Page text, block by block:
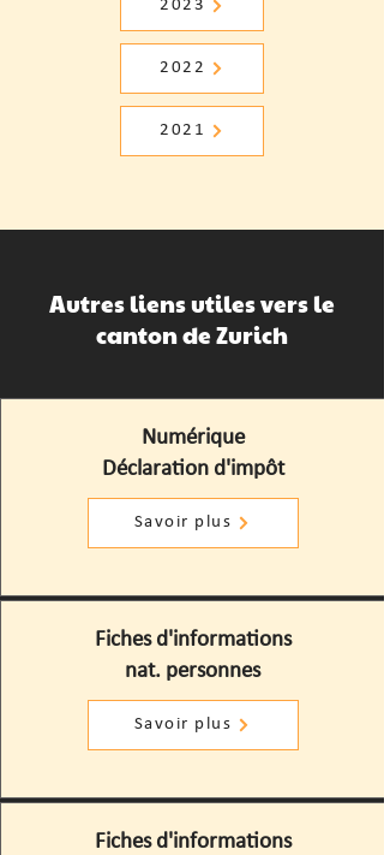
2023
2022
2021
Autres liens utiles vers le
canton de Zurich
Numérique
Déclaration d'impôt
Savoir plus
Fiches d'informations
nat. personnes
Savoir plus
Fiches d'informations